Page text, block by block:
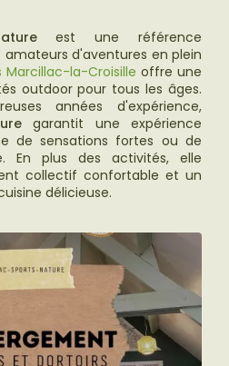
est une référence
d'aventures en plein
Marcillac-la-Croisille offre une
outdoor pour tous les âges.
années d'expérience,
garantit une expérience
de sensations fortes ou de
En plus des activités, elle
collectif confortable et un
délicieuse.